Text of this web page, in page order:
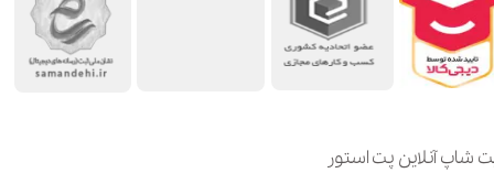
شاپ آنلاین پت استور